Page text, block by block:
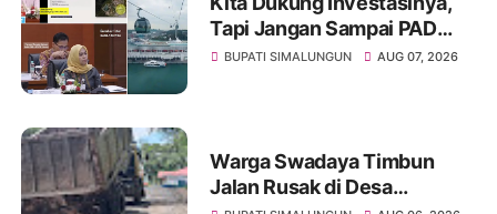
Tapi Jangan Sampai PAD
Simalungun yang Jadi
BUPATI SIMALUNGUN AUG 07, 2026
Warga Swadaya Timbun
Jalan Rusak di Desa